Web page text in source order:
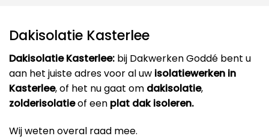
Dakisolatie Kasterlee
Dakisolatie Kasterlee: bij Dakwerken Goddé bent u
aan het juiste adres voor al uw isolatiewerken in
Kasterlee, of het nu gaat om dakisolatie,
zolderisolatieof een plat dak isoleren.
Wij weten overal raad mee.